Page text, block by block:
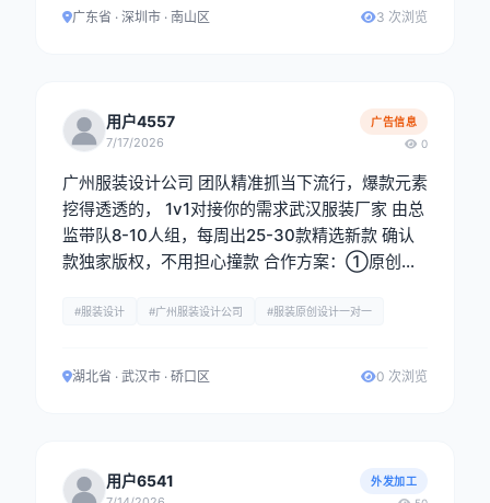
广东省 · 深圳市 · 南山区 3 次浏览
用户4557
7/17/2026
广告信息
0
广州服装设计公司 团队精准抓当下流行，爆款元素
挖得透透的， 1v1对接你的需求武汉服装厂家 由总
监带队8-10人组，每周出25-30款精选新款 确认
款独家版权，不用担心撞款 合作方案：①原创设
#服装设计 #广州服装设计公司 #服装原创设计一对一
湖北省 · 武汉市 · 硚口区 0 次浏览
用户6541
外发加工